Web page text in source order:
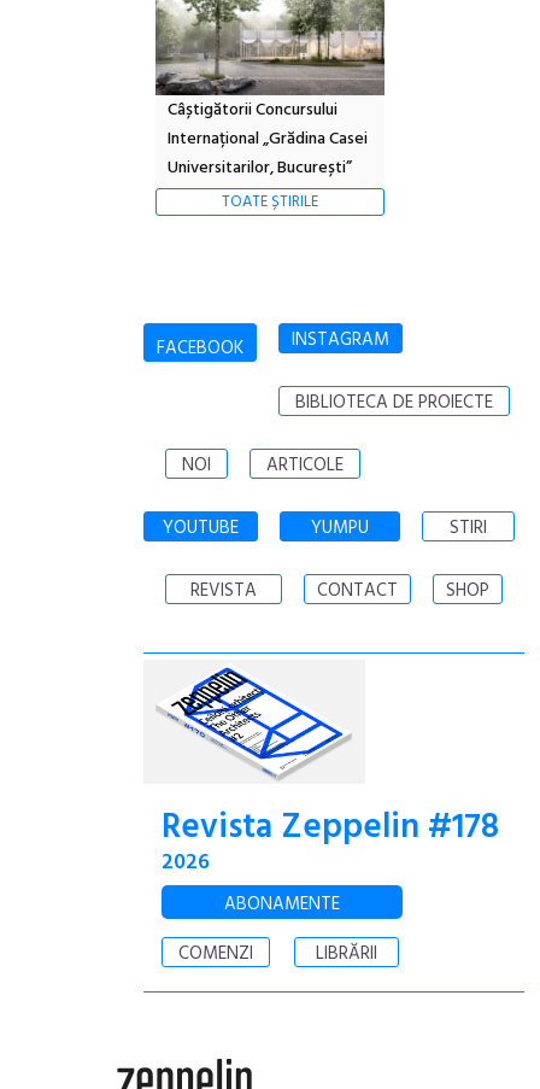
Câștigătorii Concursului
Internațional „Grădina Casei
Universitarilor, București”
TOATE ȘTIRILE
FACEBOOK INSTAGRAM
BIBLIOTECA DE PROIECTE
NOI ARTICOLE
YOUTUBE YUMPU STIRI
REVISTA CONTACT SHOP
Revista Zeppelin #178
2026
ABONAMENTE
COMENZI
LIBRĂRII